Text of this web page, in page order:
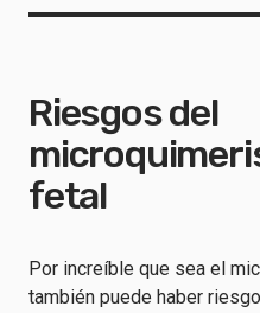
Riesgos del
fetal
Por increíble que sea el
también puede haber